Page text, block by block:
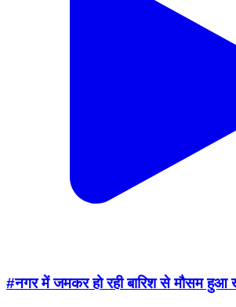
#नगर में जमकर हो रही बारिश से मौसम हुआ